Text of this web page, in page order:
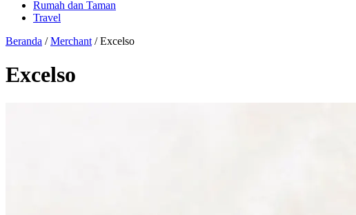
Rumah dan Taman
Travel
Beranda / Merchant / Excelso
Excelso